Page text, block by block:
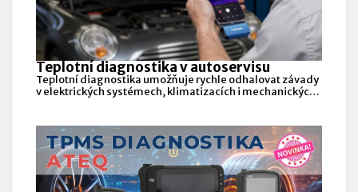
Teplotní diagnostika v autoservisu
Teplotní diagnostika umožňuje rychle odhalovat závady
v elektrických systémech, klimatizacích i mechanických